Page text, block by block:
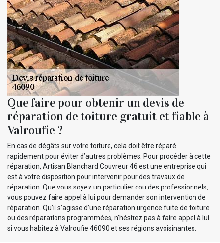
Que faire pour obtenir un devis de
réparation de toiture gratuit et fiable à
Valroufie ?
En cas de dégâts sur votre toiture, cela doit être réparé
rapidement pour éviter d’autres problèmes. Pour procéder à cette
réparation, Artisan Blanchard Couvreur 46 est une entreprise qui
est à votre disposition pour intervenir pour des travaux de
réparation. Que vous soyez un particulier cou des professionnels,
vous pouvez faire appel à lui pour demander son intervention de
réparation. Qu’il s’agisse d’une réparation urgence fuite de toiture
ou des réparations programmées, n’hésitez pas à faire appel à lui
si vous habitez à Valroufie 46090 et ses régions avoisinantes.